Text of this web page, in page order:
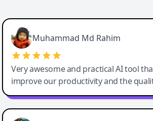
Easy-Peasy AI
Muhammad Md Rahim
Very awesome and practical AI tool
improve our productivity and the